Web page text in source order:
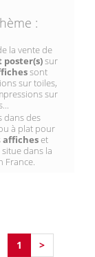
:
la vente de
poster(s)sur
sont
sur toiles,
sur
dans des
à plat pour
afficheset
situe dans la
France.
1 >